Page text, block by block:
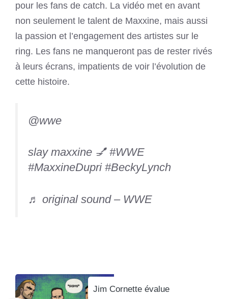
pour les fans de catch. La vidéo met en avant
non seulement le talent de Maxxine, mais aussi
la passion et l’engagement des artistes sur le
ring. Les fans ne manqueront pas de rester rivés
à leurs écrans, impatients de voir l’évolution de
cette histoire.
@wwe
slay maxxine 💅 #WWE
#MaxxineDupri #BeckyLynch
♬ original sound – WWE
Jim Cornette évalue